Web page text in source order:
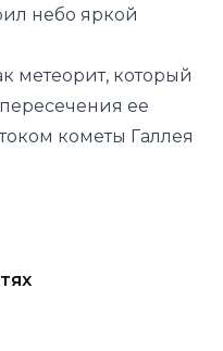
небо яркой
метеорит, который
ее
кометы Галлея